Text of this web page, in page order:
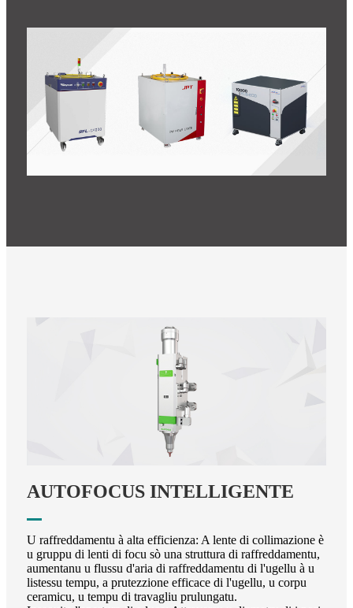
AUTOFOCUS INTELLIGENTE
U raffreddamentu à alta efficienza: A lente di collimazione è
u gruppu di lenti di focu sò una struttura di raffreddamentu,
aumentanu u flussu d'aria di raffreddamentu di l'ugellu à u
listessu tempu, a prutezzione efficace di l'ugellu, u corpu
ceramicu, u tempu di travagliu prulungatu.